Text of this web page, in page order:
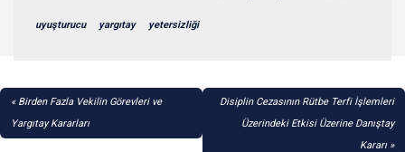
uyuşturucu yargıtay yetersizliği
YAZI
GEZINMESI
Birden Fazla Vekilin Görevleri ve
Yargıtay Kararları
Disiplin Cezasının Rütbe Terfi İşlemleri
Üzerindeki Etkisi Üzerine Danıştay
Kararı